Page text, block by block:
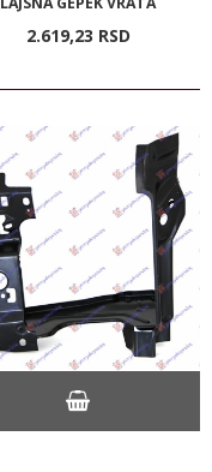
2.619,23 RSD